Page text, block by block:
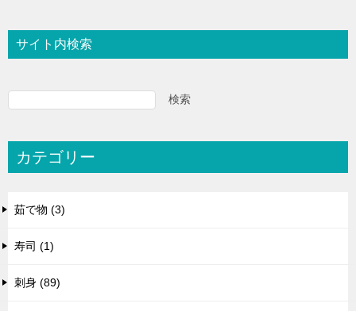
サイト内検索
検索
カテゴリー
茹で物 (3)
寿司 (1)
刺身 (89)